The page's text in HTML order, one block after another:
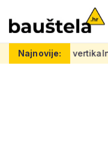
Najnovije:
Šareno vertikalno